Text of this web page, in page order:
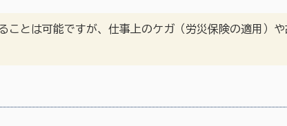
とは可能ですが、仕事上のケガ（労災保険の適用）